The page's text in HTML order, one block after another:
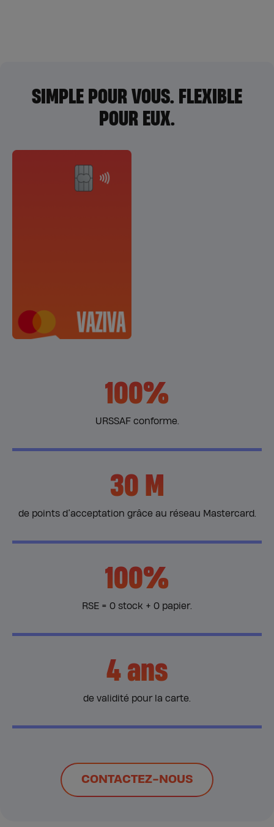
SIMPLE POUR VOUS. FLEXIBLE
POUR EUX.
100%
URSSAF conforme.
30 M
de points d’acceptation grâce au réseau Mastercard.
100%
RSE = 0 stock + 0 papier.
4 ans
de validité pour la carte.
CONTACTEZ-NOUS